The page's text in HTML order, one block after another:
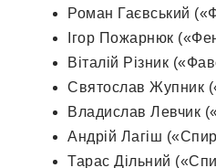
Роман Гаєвський
Ігор Пожарнюк
Віталій Різник
Святослав Жупник
Владислав Левчик
Андрій Лагіш
Тарас Дільний